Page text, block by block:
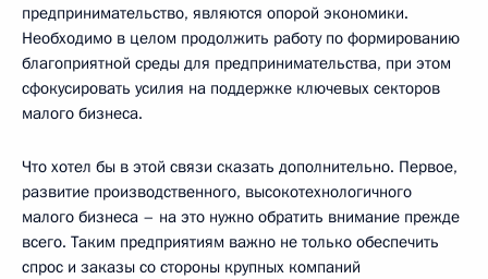
предпринимательство, являются опорой экономики.
Необходимо в целом продолжить работу по формированию
благоприятной среды для предпринимательства, при этом
сфокусировать усилия на поддержке ключевых секторов
малого бизнеса.
Что хотел бы в этой связи сказать дополнительно. Первое,
развитие производственного, высокотехнологичного
малого бизнеса – на это нужно обратить внимание прежде
всего. Таким предприятиям важно не только обеспечить
спрос и заказы со стороны крупных компаний